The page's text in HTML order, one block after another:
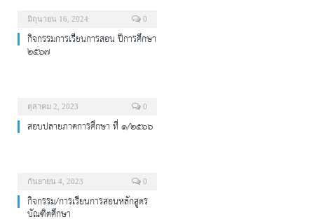
มิถุนายน 16, 2024 0
กิจกรรมการเรียนการสอน ปีการศึกษา
๒๕๖๗
ตุลาคม 2, 2023 0
สอบปลายภาคการศึกษา ที่ ๑/๒๕๖๖
กันยายน 4, 2023 0
กิจกรรม/การเรียนการสอนหลักสูตร
บัณฑิตศึกษา